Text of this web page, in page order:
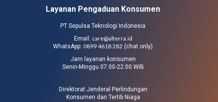
Layanan Pengaduan Konsumen
PT Sepulsa Teknologi Indonesia
Email: care@alterra.id
WhatsApp: 0899 4618 282 (chat only)
Jam layanan konsumen
Senin-Minggu 07:00-22:00 WIB
Direktorat Jenderal Perlindungan
Konsumen dan Tertib Niaga